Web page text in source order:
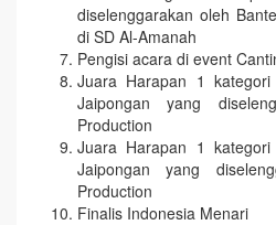
diselenggarakan oleh
di SD Al-Amanah
Pengisi acara di event
Juara Harapan 1
Jaipongan yang
Production
Juara Harapan 1
Jaipongan yang
Production
Finalis Indonesia Menari